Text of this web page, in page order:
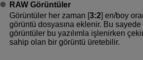
RAW Görüntüler
Görüntüler her zaman [3:2] en/boy
görüntü dosyasına eklenir. Bu
görüntüler bu yazılımla işlenirken
sahip olan bir görüntü üretebilir.